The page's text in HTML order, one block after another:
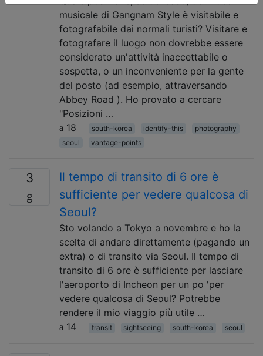
musicale di Gangnam Style è visitabile e
fotografabile dai normali turisti? Visitare e
fotografare il luogo non dovrebbe essere
considerato un'attività inaccettabile o
sospetta, o un inconveniente per la gente
del posto (ad esempio, attraversando
Abbey Road ). Ho provato a cercare
"Posizioni …
18
south-korea identify-this
photography
seoul
vantage-points
3
Il tempo di transito di 6 ore è
sufficiente per vedere qualcosa di
Seoul?
Sto volando a Tokyo a novembre e ho la
scelta di andare direttamente (pagando un
extra) o di transito via Seoul. Il tempo di
transito di 6 ore è sufficiente per lasciare
l'aeroporto di Incheon per un po 'per
vedere qualcosa di Seoul? Potrebbe
rendere il mio viaggio più utile …
14
transit sightseeing south-korea seoul